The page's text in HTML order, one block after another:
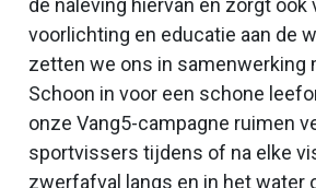
de naleving hiervan en zorgt ook
voorlichting en educatie aan de
zetten we ons in samenwerking
Schoon in voor een schone
onze Vang5-campagne ruimen
sportvissers tijdens of na elke
zwerfafval langs en in het water